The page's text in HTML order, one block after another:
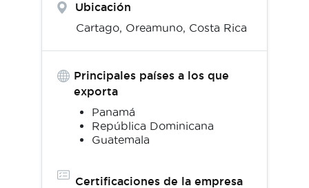
Ubicación
Cartago, Oreamuno, Costa Rica
Principales países a los que
exporta
Panamá
República Dominicana
Guatemala
Certificaciones de la empresa